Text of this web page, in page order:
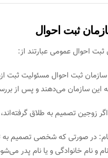
ثبت احوال
احوال عمومی عبارتند از:
سازمان ثبت احوال مسئولیت ثبت
این سازمان می‌دهند و پس از
در صورتی که شخصی تصمیم به
و نام خانوادگی و یا نام پدر